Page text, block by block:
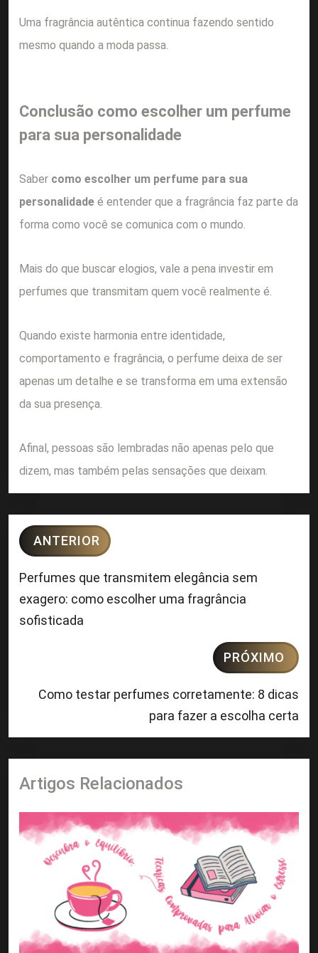
Uma fragrância autêntica continua fazendo sentido
mesmo quando a moda passa.
Conclusão como escolher um perfume
para sua personalidade
Saber como escolher um perfume para sua
personalidade é entender que a fragrância faz parte da
forma como você se comunica com o mundo.
Mais do que buscar elogios, vale a pena investir em
perfumes que transmitam quem você realmente é.
Quando existe harmonia entre identidade,
comportamento e fragrância, o perfume deixa de ser
apenas um detalhe e se transforma em uma extensão
da sua presença.
Afinal, pessoas são lembradas não apenas pelo que
dizem, mas também pelas sensações que deixam.
ANTERIOR
Perfumes que transmitem elegância sem
exagero: como escolher uma fragrância
sofisticada
PRÓXIMO
Como testar perfumes corretamente: 8 dicas
para fazer a escolha certa
Artigos Relacionados